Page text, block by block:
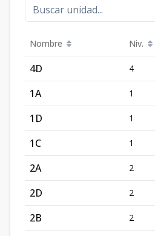
Nombre Niv.
4D 4
1A 1
1D 1
1C 1
2A 2
2D 2
2B 2